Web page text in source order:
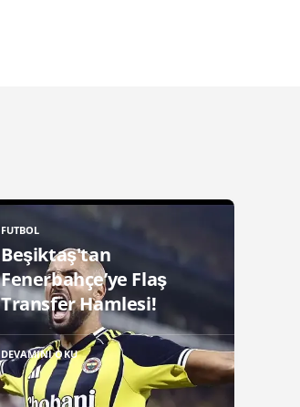
FUTBOL
Beşiktaş'tan
Fenerbahçe’ye Flaş
Transfer Hamlesi!
DEVAMINI OKU